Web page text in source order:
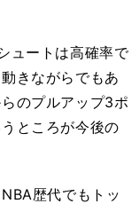
ュートは高確率で
きながらでもあ
のプルアップ3ポ
ところが今後の
歴代でもトッ